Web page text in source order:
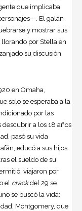
que implicaba
El galán
y mostrar sus
por Stella en
su discusión
en Omaha,
solo se esperaba a la
por las
a los 18 años
pasó su vida
educó a sus hijos
el sueldo de su
viajaron por
el crackdel 29 se
se buscó la vida:
Montgomery, que